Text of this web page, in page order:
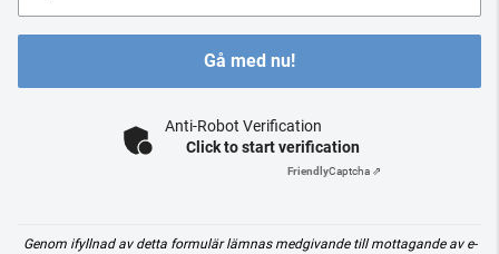
Gå med nu!
Anti-Robot Verification
Click to start verification
FriendlyCaptcha ⇗
Genom ifyllnad av detta formulär lämnas medgivande till mottagande av e-